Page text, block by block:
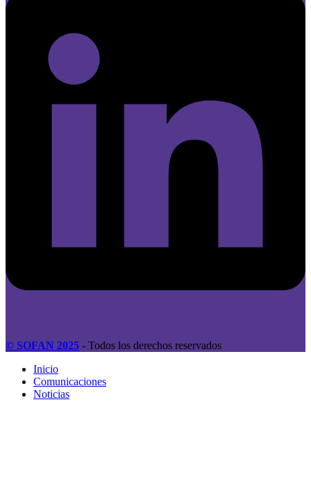
© SOFAN 2025 - Todos los derechos reservados
Inicio
Comunicaciones
Noticias